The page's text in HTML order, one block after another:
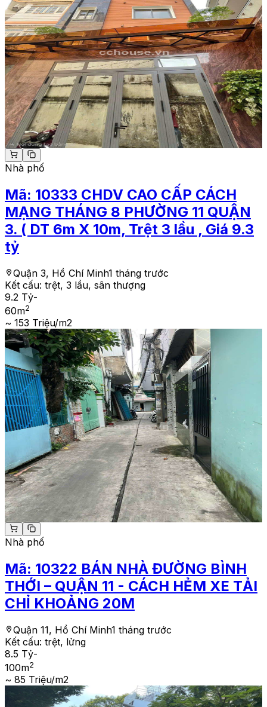
Nhà phố
Mã: 10333 CHDV CAO CẤP CÁCH
MẠNG THÁNG 8 PHƯỜNG 11 QUẬN
3. ( DT 6m X 10m, Trệt 3 lầu , Giá 9.3
tỷ
Quận 3, Hồ Chí Minh1 tháng trước
Kết cấu: trệt, 3 lầu, sân thượng
9.2 Tỷ-
60m2
~ 153 Triệu/m2
Nhà phố
Mã: 10322 BÁN NHÀ ĐƯỜNG BÌNH
THỚI – QUẬN 11 - CÁCH HẺM XE TẢI
CHỈ KHOẢNG 20M
Quận 11, Hồ Chí Minh1 tháng trước
Kết cấu: trệt, lửng
8.5 Tỷ-
100m2
~ 85 Triệu/m2